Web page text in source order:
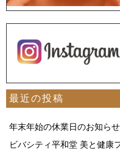
最近の投稿
年末年始の休業日のお知ら
ビバシティ平和堂 美と健康